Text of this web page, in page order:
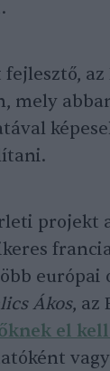
az
mely
projekt
európai
Ákos, az
el